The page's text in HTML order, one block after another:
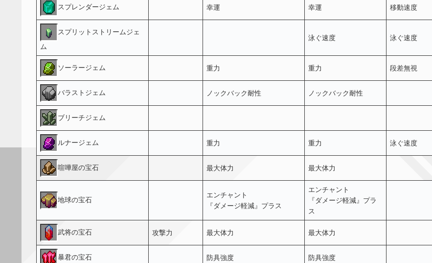
スプレンダージェム 幸運 幸運 移動速度
スプリットストリームジェ
ム
泳ぐ速度 泳ぐ速度
ソーラージェム 重力 重力 段差無視
バラストジェム ノックバック耐性 ノックバック耐性
ブリーチジェム
ルナージェム 重力 重力 泳ぐ速度
喧嘩屋の宝石 最大体力 最大体力
地球の宝石
エンチャント
『ダメージ軽減』プラス
エンチャント
『ダメージ軽減』プラ
ス
武将の宝石 攻撃力 最大体力 最大体力
暴君の宝石 防具強度 防具強度